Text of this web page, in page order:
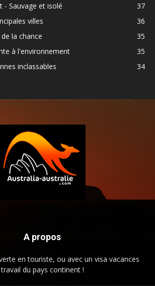
- Sauvage et isolé
37
villes
36
la chance
35
à l'environnement
35
inclassables
34
A propos
en touriste, ou avec un visa vacances
travail du pays continent !